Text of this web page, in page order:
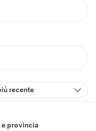
recente
e provincia